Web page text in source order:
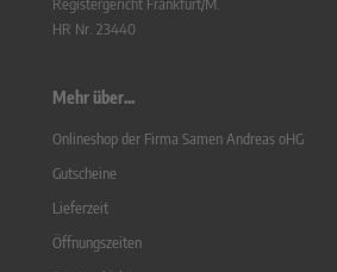
HR Nr. 23440
Mehr über...
Onlineshop der Firma Samen Andreas oHG
Gutscheine
Lieferzeit
Öffnungszeiten